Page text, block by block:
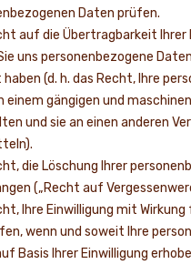
Daten prüfen.
auf die Übertragbarkeit Ihrer
uns personenbezogene
(d. h. das Recht, Ihre
einem gängigen und
und sie an einen anderen
die Löschung Ihrer
(„Recht auf
Ihre Einwilligung mit
wenn und soweit Ihre
Basis Ihrer Einwilligung